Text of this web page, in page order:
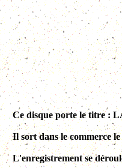
Ce disque porte le titre :
Il sort dans le commerce
L'enregistrement se